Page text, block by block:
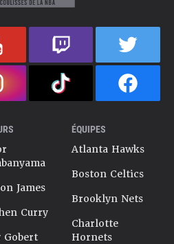
James
Curry
Gobert
ÉQUIPES
Atlanta Hawks
Boston Celtics
Brooklyn Nets
Charlotte
Hornets